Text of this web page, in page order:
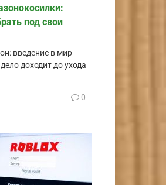
под свои
введение в мир
доходит до ухода
0